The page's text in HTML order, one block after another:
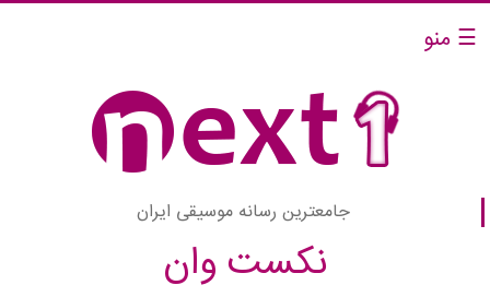
☰ منو
جامعترین رسانه موسیقی ایران
نکست وان